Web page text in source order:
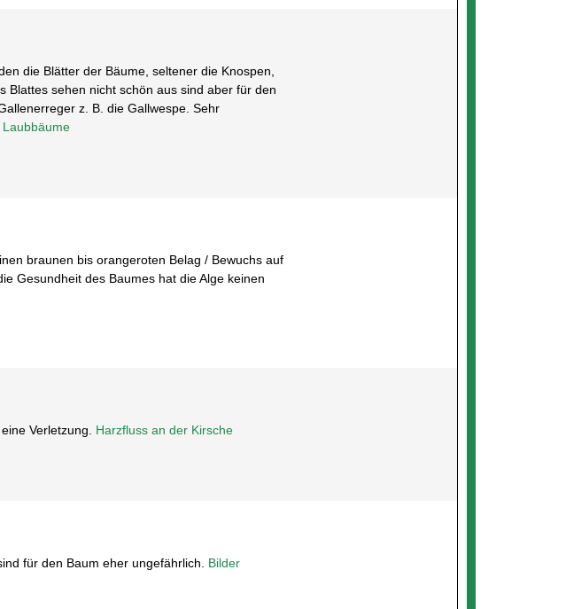
die Blätter der Bäume, seltener die Knospen,
Blattes sehen nicht schön aus sind aber für den
z. B. die Gallwespe. Sehr
Laubbäume
braunen bis orangeroten Belag / Bewuchs auf
Gesundheit des Baumes hat die Alge keinen
Verletzung. Harzfluss an der Kirsche
für den Baum eher ungefährlich. Bilder